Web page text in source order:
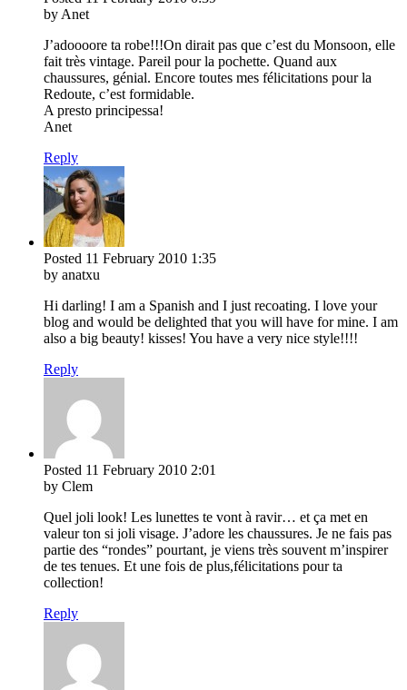
by Anet
J’adoooore ta robe!!!On dirait pas que c’est du Monsoon, elle
fait très vintage. Pareil pour la pochette. Quand aux
chaussures, génial. Encore toutes mes félicitations pour la
Redoute, c’est formidable.
A presto principessa!
Anet
Reply
Posted 11 February 2010 1:35
by anatxu
Hi darling! I am a Spanish and I just recoating. I love your
blog and would be delighted that you will have for mine. I am
also a big beauty! kisses! You have a very nice style!!!!
Reply
Posted 11 February 2010 2:01
by Clem
Quel joli look! Les lunettes te vont à ravir… et ça met en
valeur ton si joli visage. J’adore les chaussures. Je ne fais pas
partie des “rondes” pourtant, je viens très souvent m’inspirer
de tes tenues. Et une fois de plus,félicitations pour ta
collection!
Reply